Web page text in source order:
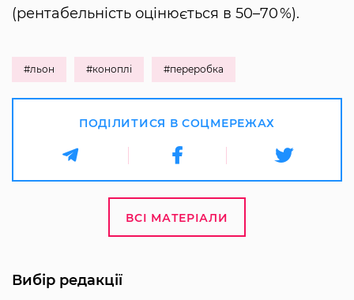
(рентабельність оцінюється в 50–70 %).
#льон #коноплі #переробка
ПОДІЛИТИСЯ В СОЦМЕРЕЖАХ
ВСІ МАТЕРІАЛИ
Вибір редакції